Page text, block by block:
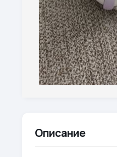
Описание